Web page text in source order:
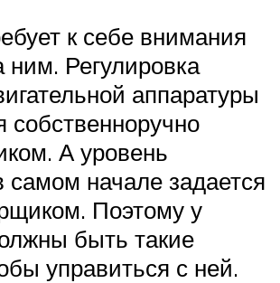
к себе внимания
ним. Регулировка
аппаратуры
собственноручно
А уровень
самом начале задается
Поэтому у
быть такие
управиться с ней.